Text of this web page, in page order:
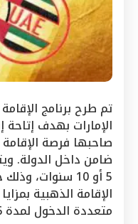
تم طرح برنامج
الإمارات بهدف إتاحة
صاحبها فرصة
ضامن داخل الدولة.
5 أو 10 سنوات،
الإقامة الذهبية
متعددة الدخول لمدة 6 أشهر لإنهاء إجراءات…